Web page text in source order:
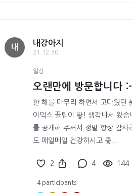
내
내강아지
21.12.30
일상
오랜만에 방문합니다
한 해를 마무리 하면서 고마웠던
이믹스 꿀팁이 뙇! 생각나서 왔
를 공개해 주셔서 정말 항상 감사
도 매일매일 건강하시고 좋...
2 4 144
4 participants